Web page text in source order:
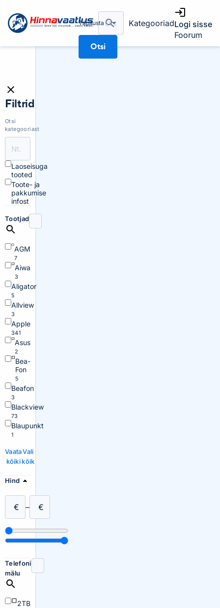
Täpsusta
Otsi
KategooriadLogi sisse
Foorum
Filtrid
Otsi
kategooriast
Laoseisuga
tooted
Toote- ja
pakkumise
infost
Tootjad
AGM
7
Aiwa
3
Aligator
5
Allview
3
Apple
341
Asus
2
Bea-
Fon
5
Beafon
3
Blackview
73
Blaupunkt
1
Vaata
kõiki
Vali
kõik
Hind
€ – €
Telefoni
mälu
2TB